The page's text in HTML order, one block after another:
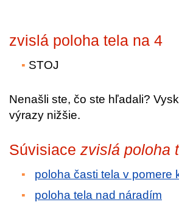
zvislá poloha tela na 4
STOJ
Nenašli ste, čo ste hľadali?
výrazy nižšie.
Súvisiace zvislá poloha
poloha časti tela v pomere
poloha tela nad náradím